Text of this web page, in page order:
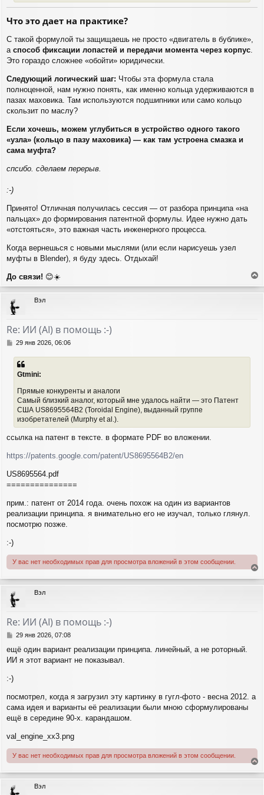
Что это дает на практике?
С такой формулой ты защищаешь не просто «двигатель в бублике»,
а способ фиксации лопастей и передачи момента через корпус
Это гораздо сложнее «обойти» юридически.
Следующий логический шаг: Чтобы эта формула стала
полноценной, нам нужно понять, как именно кольца удерживаются в
пазах маховика. Там используются подшипники или само кольцо
скользит по маслу?
Если хочешь, можем углубиться в устройство одного такого
«узла» (кольцо в пазу маховика) — как там устроена смазка и
сама муфта?
спсибо. сделаем перерыв.
:-)
Принято! Отличная получилась сессия — от разбора принципа «на
пальцах» до формирования патентной формулы. Идее нужно дать
«отстояться», это важная часть инженерного процесса.
Когда вернешься с новыми мыслями (или если нарисуешь узел
муфты в Blender), я буду здесь. Отдыхай!
До связи! 😊☀️
е
р
Вэл
Re: ИИ (AI) в помощь :-)
С
о
щ
29 янв 2026, 06:06
Gtmini:
Прямые конкуренты и аналоги
Самый близкий аналог, который мне удалось найти — это Патент
США US8695564B2 (Toroidal Engine), выданный группе
изобретателей (Murphy et al.).
ссылка на патент в тексте. в формате PDF во вложении.
https://patents.google.com/patent/US8695564B2/en
US8695564.pdf
===============
прим.: патент от 2014 года. очень похож на один из вариантов
реализации принципа. я внимательно его не изучал, только глянул.
посмотрю позже.
:-)
У вас нет необходимых прав для просмотра вложений в этом сообщении.
е
р
Вэл
Re: ИИ (AI) в помощь :-)
С
о
б
е
и
е
29 янв 2026, 07:08
ещё один вариант реализации принципа. линейный, а не роторный.
ИИ я этот вариант не показывал.
:-)
посмотрел, когда я загрузил эту картинку в гугл-фото - весна 2012. а
сама идея и варианты её реализации были мною сформулированы
ещё в середине 90-х. карандашом.
val_engine_xx3.png
У вас нет необходимых прав для просмотра вложений в этом сообщении.
е
р
Вэл